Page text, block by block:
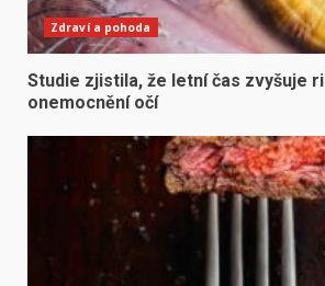
Zdraví a pohoda
Studie zjistila, že letní čas zvyšuje
onemocnění očí